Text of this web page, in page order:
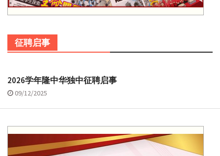
征聘启事
2026学年隆中华独中征聘启事
09/12/2025